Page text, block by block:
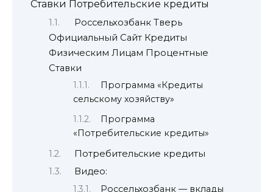
Ставки Потребительские кредиты
Россельхозбанк Тверь
Официальный Сайт Кредиты
Физическим Лицам Процентные
Ставки
Программа «Кредиты
сельскому хозяйству»
Программа
«Потребительские кредиты»
Потребительские кредиты
Видео:
Россельхозбанк — вклады